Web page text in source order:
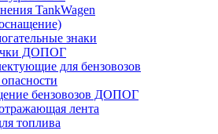
TankWagen
знаки
ДОПОГ
для бензовозов
бензовозов ДОПОГ
лента
топлива